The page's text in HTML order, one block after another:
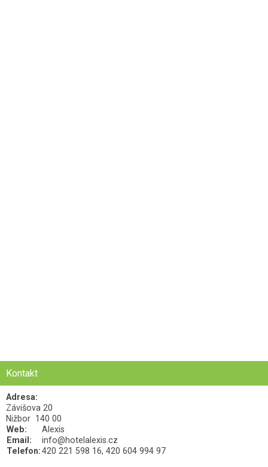
Kontakt
Adresa:
Závišova 20
Nižbor 140 00
Web:
Alexis
Email:
info@hotelalexis.cz
Telefon:420 221 598 16, 420 604 994 97